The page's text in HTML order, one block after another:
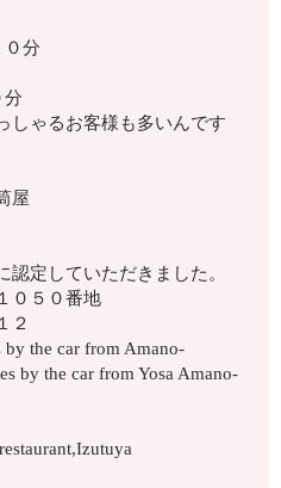
０分
分
しゃるお客様も多いんです
屋
定していただきました。
０５０番地
２
the car from Amano-
by the car from Yosa Amano-